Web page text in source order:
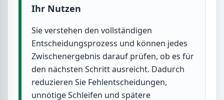
Ihr Nutzen
Sie verstehen den vollständigen
Entscheidungsprozess und können jedes
Zwischenergebnis darauf prüfen, ob es für
den nächsten Schritt ausreicht. Dadurch
reduzieren Sie Fehlentscheidungen,
unnötige Schleifen und spätere